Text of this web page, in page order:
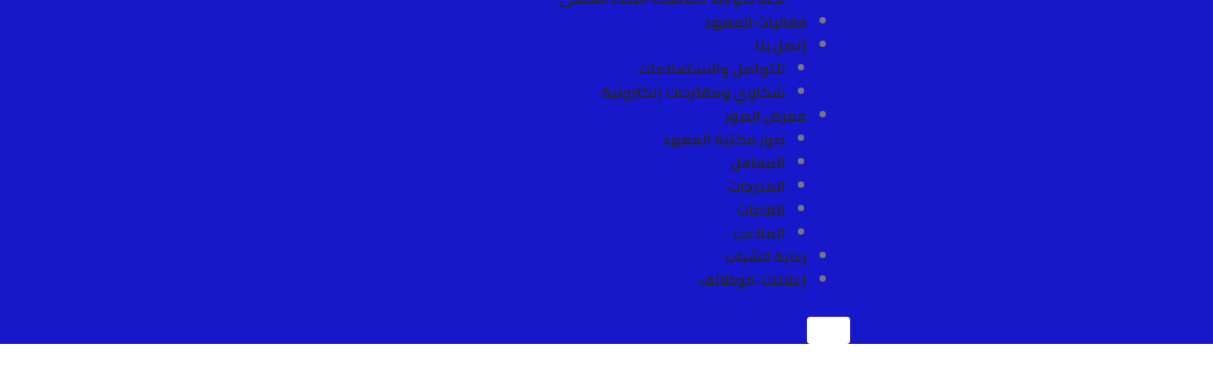
فعاليات المعهد
إتصل بنا
للتواصل والاستعلامات
شكاوي ومقترحات إلكترونية
معرض الصور
صور مكتبة المعهد
المعامل
المدرجات
القاعات
الملاعب
رعاية الشباب
إعلانات-الوظائف